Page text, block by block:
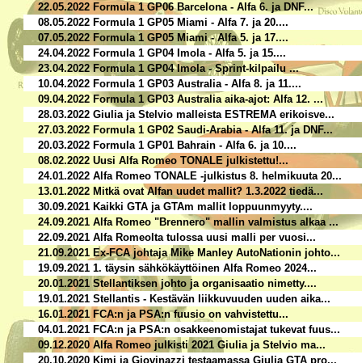
22.05.2022 Formula 1 GP06 Barcelona - Alfa 6. ja DNF...
08.05.2022 Formula 1 GP05 Miami - Alfa 7. ja 20....
07.05.2022 Formula 1 GP05 Miami - Alfa 5. ja 17....
24.04.2022 Formula 1 GP04 Imola - Alfa 5. ja 15....
23.04.2022 Formula 1 GP04 Imola - Sprint-kilpailu ...
10.04.2022 Formula 1 GP03 Australia - Alfa 8. ja 11....
09.04.2022 Formula 1 GP03 Australia aika-ajot: Alfa 12. ...
28.03.2022 Giulia ja Stelvio malleista ESTREMA erikoisve...
27.03.2022 Formula 1 GP02 Saudi-Arabia - Alfa 11. ja DNF...
20.03.2022 Formula 1 GP01 Bahrain - Alfa 6. ja 10....
08.02.2022 Uusi Alfa Romeo TONALE julkistettu!...
24.01.2022 Alfa Romeo TONALE -julkistus 8. helmikuuta 20...
13.01.2022 Mitkä ovat Alfan uudet mallit? 1.3.2022 tiedä...
30.09.2021 Kaikki GTA ja GTAm mallit loppuunmyyty....
24.09.2021 Alfa Romeo "Brennero" mallin valmistus alkaa ...
22.09.2021 Alfa Romeolta tulossa uusi malli per vuosi...
21.09.2021 Ex-FCA johtaja Mike Manley AutoNationin johto...
19.09.2021 1. täysin sähkökäyttöinen Alfa Romeo 2024...
20.01.2021 Stellantiksen johto ja organisaatio nimetty....
19.01.2021 Stellantis - Kestävän liikkuvuuden uuden aika...
16.01.2021 FCA:n ja PSA:n fuusio on vahvistettu...
04.01.2021 FCA:n ja PSA:n osakkeenomistajat tukevat fuus...
09.12.2020 Alfa Romeo julkisti 2021 Giulia ja Stelvio ma...
20.10.2020 Kimi ja Giovinazzi testaamassa Giulia GTA pro...